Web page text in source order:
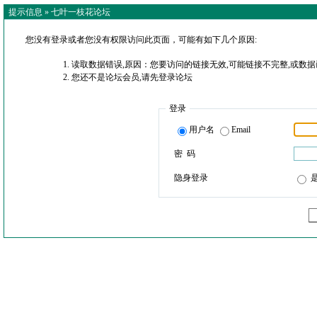
提示信息 » 七叶一枝花论坛
您没有登录或者您没有权限访问此页面，可能有如下几个原因:
读取数据错误,原因：您要访问的链接无效,可能链接不完整,或数
您还不是论坛会员,请先登录论坛
登录
用户名 Email
密 码
隐身登录